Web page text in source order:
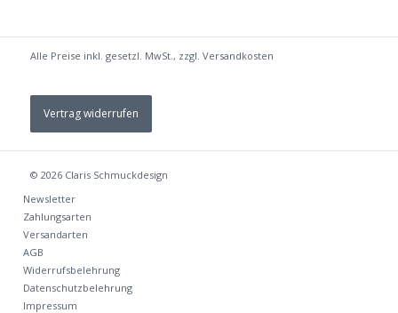
Alle Preise inkl. gesetzl. MwSt., zzgl. Versandkosten
Vertrag widerrufen
© 2026 Claris Schmuckdesign
Newsletter
Zahlungsarten
Versandarten
AGB
Widerrufsbelehrung
Datenschutzbelehrung
Impressum